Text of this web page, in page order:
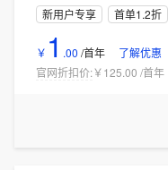
新用户专享 首单1.2折
￥ 1 .00 /首年
了解优惠
官网折扣价:￥125.00 /首年